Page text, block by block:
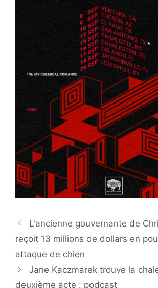
L'ancienne gouvernante de
reçoit 13 millions de dollars en
attaque de chien
Jane Kaczmarek trouve la
deuxième acte : podcast